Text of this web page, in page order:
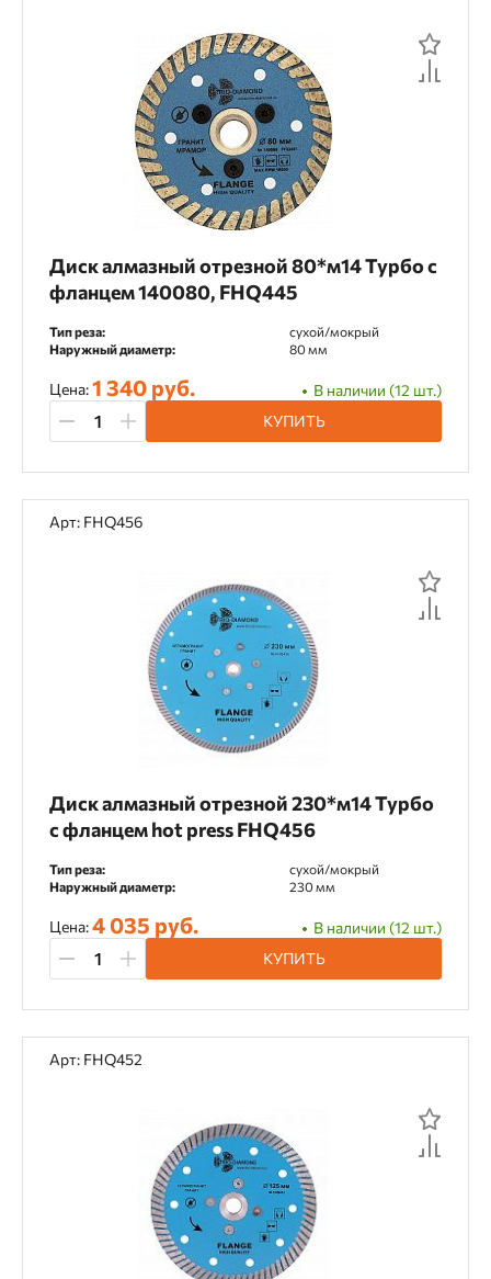
Диск алмазный отрезной 80*м14 Турбо с
фланцем 140080, FHQ445
Тип реза:
сухой/мокрый
Наружный диаметр:
80 мм
Цена:1 340 руб.
В наличии (12 шт.)
КУПИТЬ
Арт: FHQ456
Диск алмазный отрезной 230*м14 Турбо
с фланцем hot press FHQ456
Тип реза:
сухой/мокрый
Наружный диаметр:
230 мм
Цена:4 035 руб.
В наличии (12 шт.)
КУПИТЬ
Арт: FHQ452